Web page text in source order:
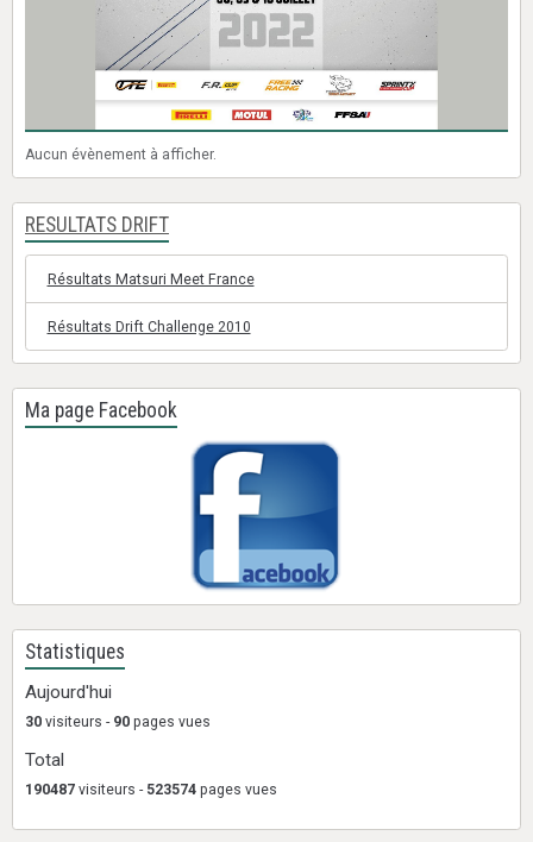
Aucun évènement à afficher.
RESULTATS DRIFT
Résultats Matsuri Meet France
Résultats Drift Challenge 2010
Ma page Facebook
Statistiques
Aujourd'hui
30 visiteurs - 90 pages vues
Total
190487 visiteurs - 523574 pages vues